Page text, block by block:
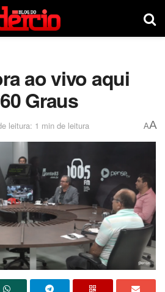
ao vivo aqui
Graus
leitura: 1 min de leitura AA